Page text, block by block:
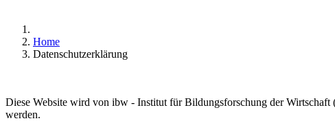
Home
Datenschutzerklärung
Diese Website wird von ibw - Institut für Bildungsforschung der Wirtschaft
werden.